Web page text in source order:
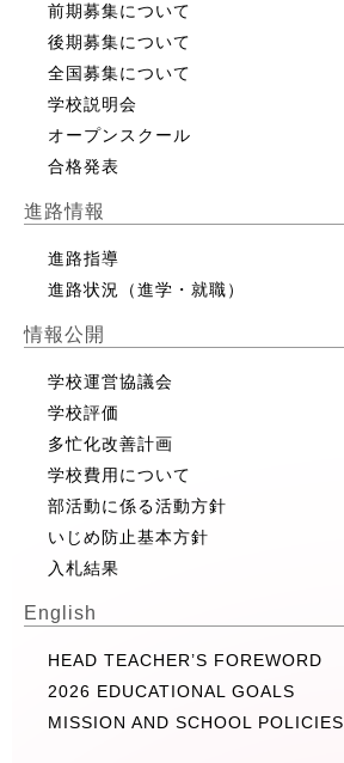
前期募集について
後期募集について
全国募集について
学校説明会
オープンスクール
合格発表
進路情報
進路指導
進路状況（進学・就職）
情報公開
学校運営協議会
学校評価
多忙化改善計画
学校費用について
部活動に係る活動方針
いじめ防止基本方針
入札結果
English
HEAD TEACHER’S FOREWORD
2026 EDUCATIONAL GOALS
MISSION AND SCHOOL POLICIES